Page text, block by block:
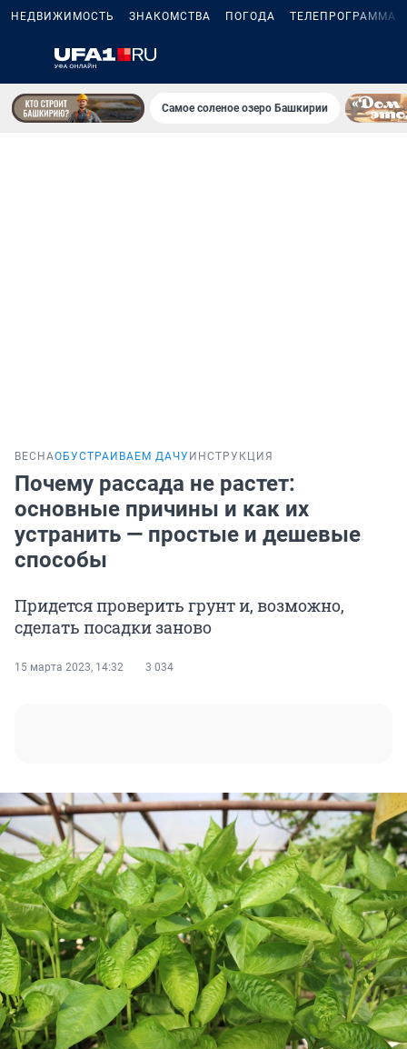
НЕДВИЖИМОСТЬ ЗНАКОМСТВА ПОГОДА ТЕЛЕПРОГРАММА
Самое соленое озеро Башкирии
ВЕСНАОБУСТРАИВАЕМ ДАЧУ ИНСТРУКЦИЯ
Почему рассада не растет:
основные причины и как их
устранить — простые и дешевые
способы
Придется проверить грунт и, возможно,
сделать посадки заново
15 марта 2023, 14:32 3 034